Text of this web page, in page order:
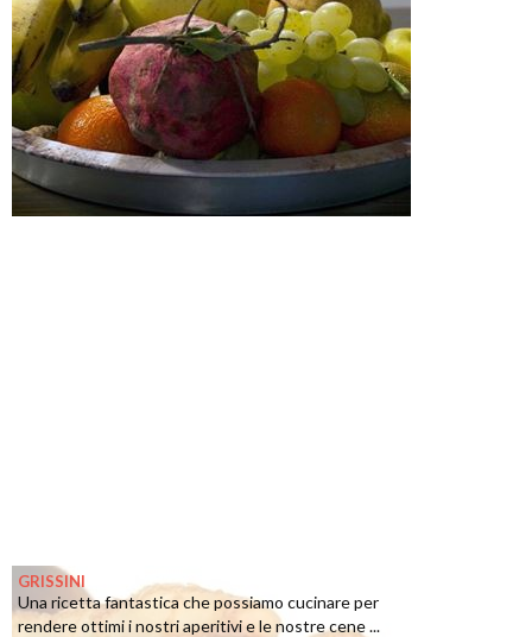
GRISSINI
Una ricetta fantastica che possiamo cucinare per
rendere ottimi i nostri aperitivi e le nostre cene ...